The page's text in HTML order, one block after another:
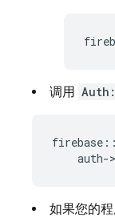
调用
firebase ::
auth->
如果您的